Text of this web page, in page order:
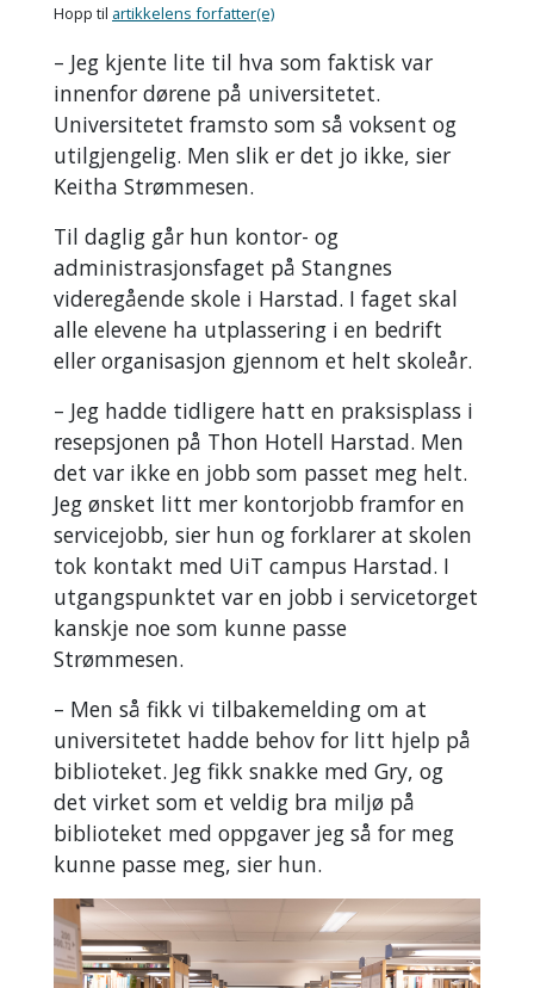
Hopp til artikkelens forfatter(e)
– Jeg kjente lite til hva som faktisk var
innenfor dørene på universitetet.
Universitetet framsto som så voksent og
utilgjengelig. Men slik er det jo ikke, sier
Keitha Strømmesen.
Til daglig går hun kontor- og
administrasjonsfaget på Stangnes
videregående skole i Harstad. I faget skal
alle elevene ha utplassering i en bedrift
eller organisasjon gjennom et helt skoleår.
– Jeg hadde tidligere hatt en praksisplass i
resepsjonen på Thon Hotell Harstad. Men
det var ikke en jobb som passet meg helt.
Jeg ønsket litt mer kontorjobb framfor en
servicejobb, sier hun og forklarer at skolen
tok kontakt med UiT campus Harstad. I
utgangspunktet var en jobb i servicetorget
kanskje noe som kunne passe
Strømmesen.
– Men så fikk vi tilbakemelding om at
universitetet hadde behov for litt hjelp på
biblioteket. Jeg fikk snakke med Gry, og
det virket som et veldig bra miljø på
biblioteket med oppgaver jeg så for meg
kunne passe meg, sier hun.